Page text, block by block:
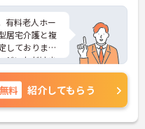
有料老人ホー
居宅介護と複
しておりま
ジいただけま
で、スキルア
ですので時
ど、さらに詳
ください。
無料 紹介してもらう